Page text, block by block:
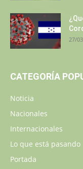
27/
CATEGORÍA
Noticia
Nacionales
Internacionales
Lo que está pasando
Portada